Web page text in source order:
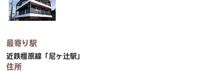
最寄り駅
近鉄橿原線「尼ヶ辻駅」
住所